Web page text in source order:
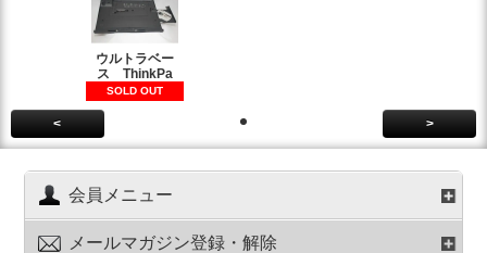
ウルトラベー
ス ThinkPa
SOLD OUT
< >
会員メニュー
メールマガジン登録・解除